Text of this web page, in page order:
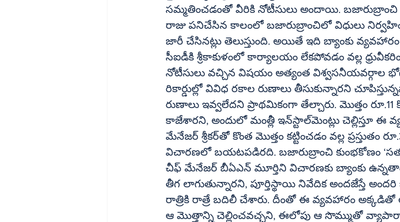
సమ్మతించడంతో వీరికి నోటీసులు అందాయి. బజారుబ్రాంచి మేనేజర్‌గా శ్రీకర్‌, రీజనల్‌
రాజు పనిచేసిన కాలంలో బజారుబ్రాంచిలో విధులు
జారీ చేసినట్లు తెలుస్తుంది. అయితే ఇది బ్యాంకు
సీఐడీకి శ్రీకాకుళంలో కార్యాలయం లేకపోవడం వల్ల
నోటీసులు వచ్చిన విషయం అత్యంత విశ్వసనీయవర్గాల
రికార్డుల్లో వివిధ రకాల రుణాలు తీసుకున్నారని
రుణాలు ఇవ్వలేదని ప్రాథమికంగా తేల్చారు. మొత్తం రూ.11
కాజేశారని, అందులో మంత్లీ ఇన్‌స్టాల్‌మెంట్లు చెల్లిస్తూ ఈ వ్యవహారం బయటపడే సమయానికి అప్పటి
మేనేజర్‌ శ్రీకర్‌తో కొంత మొత్తం కట్టించడం వల్ల ప్రస్తుతం రూ.3.75 కోట్ల ప్రజాధనానికి లెక్కలు తేలడంలేదని
విచారణలో బయటపడిరది. బజారుబ్రాంచి కుంభకోణం
చీఫ్‌ మేనేజర్‌ బీఏఎన్‌ మూర్తిని విచారణకు బ్యాంకు ఉన్నతాధికారులు పంపించారు. అయితే ఈయన మొత్తం
తీగ లాగుతున్నారని, పూర్తిస్థాయి నివేదిక అందజేస్తే
రాత్రికి రాత్రే బదిలీ చేశారు. దీంతో ఈ వ్యవహారం
ఆ మొత్తాన్ని చెల్లించవచ్చని, ఈలోపు ఆ సొమ్ముతో